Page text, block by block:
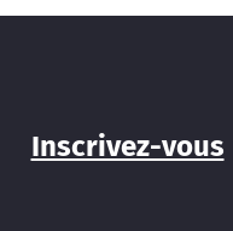
Inscrivez-vous